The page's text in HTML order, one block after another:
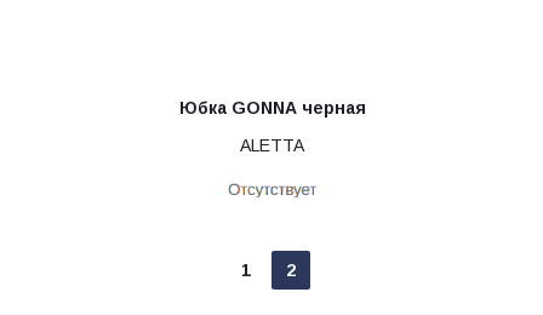
Юбка GONNA черная
ALETTA
1 2